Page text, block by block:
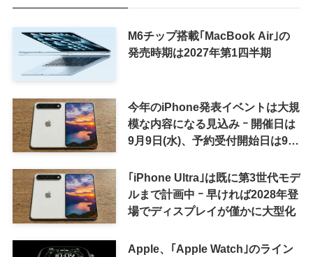
M6チップ搭載｢MacBook Air｣の
発売時期は2027年第1四半期
今年のiPhone発表イベントは大規
模な内容になる見込み ｰ 開催日は
9月9日(水)、予約受付開始日は9月
｢iPhone Ultra｣は既に第3世代モデ
ルまで計画中 ｰ 早ければ2028年登
場でディスプレイが僅かに大型化
Apple、｢Apple Watch｣のライン